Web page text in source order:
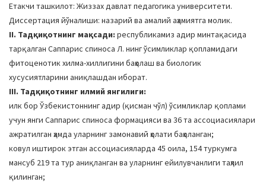
Етакчи ташкилот: Жиззах давлат педагогика университети.
Диссертация йўналиши: назарий ва амалий аҳамиятга молик.
II. Тадқиқотнинг мақсади: республикамиз адир минтақасида
тарқалган Cаппарис спиноса Л. нинг ўсимликлар қопламидаги
фитоценотик хилма-хиллигини баҳолаш ва биологик
хусусиятларини аниқлашдан иборат.
III. Тадқиқотнинг илмий янгилиги:
илк бор Ўзбекистоннинг адир (қисман чўл) ўсимликлар қоплами
учун янги Cаппарис спиноса формацияси ва 36 та ассоциасиялари
ажратилган ҳамда уларнинг замонавий ҳолати баҳоланган;
ковул иштирок этган ассоциасияларда 45 оила, 154 туркумга
мансуб 219 та тур аниқланган ва уларнинг ейилувчанлиги таҳлил
қилинган;